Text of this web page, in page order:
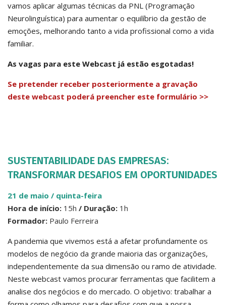
vamos aplicar algumas técnicas da PNL (Programação
Neurolinguística) para aumentar o equilíbrio da gestão de
emoções, melhorando tanto a vida profissional como a vida
familiar.
As vagas para este Webcast já estão esgotadas!
Se pretender receber posteriormente a gravação
deste webcast poderá preencher este formulário >>
SUSTENTABILIDADE DAS EMPRESAS:
TRANSFORMAR DESAFIOS EM OPORTUNIDADES
21 de maio / quinta-feira
Hora de início: 15h / Duração: 1h
Formador: Paulo Ferreira
A pandemia que vivemos está a afetar profundamente os
modelos de negócio da grande maioria das organizações,
independentemente da sua dimensão ou ramo de atividade.
Neste webcast vamos procurar ferramentas que facilitem a
analise dos negócios e do mercado. O objetivo: trabalhar a